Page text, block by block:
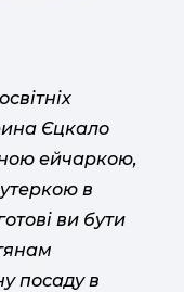
Єцкало
ейчаркою,
в
ви бути
посаду в